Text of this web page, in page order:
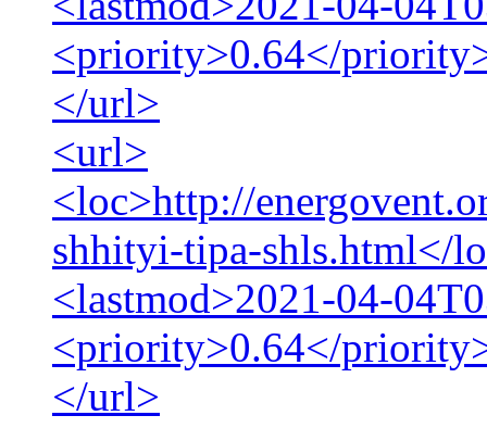
<priority>0.64</
</url>
<url>
<loc>http://
shhityi-tipa-shls.html</
<lastmod>2021-04-
<priority>0.64</
</url>